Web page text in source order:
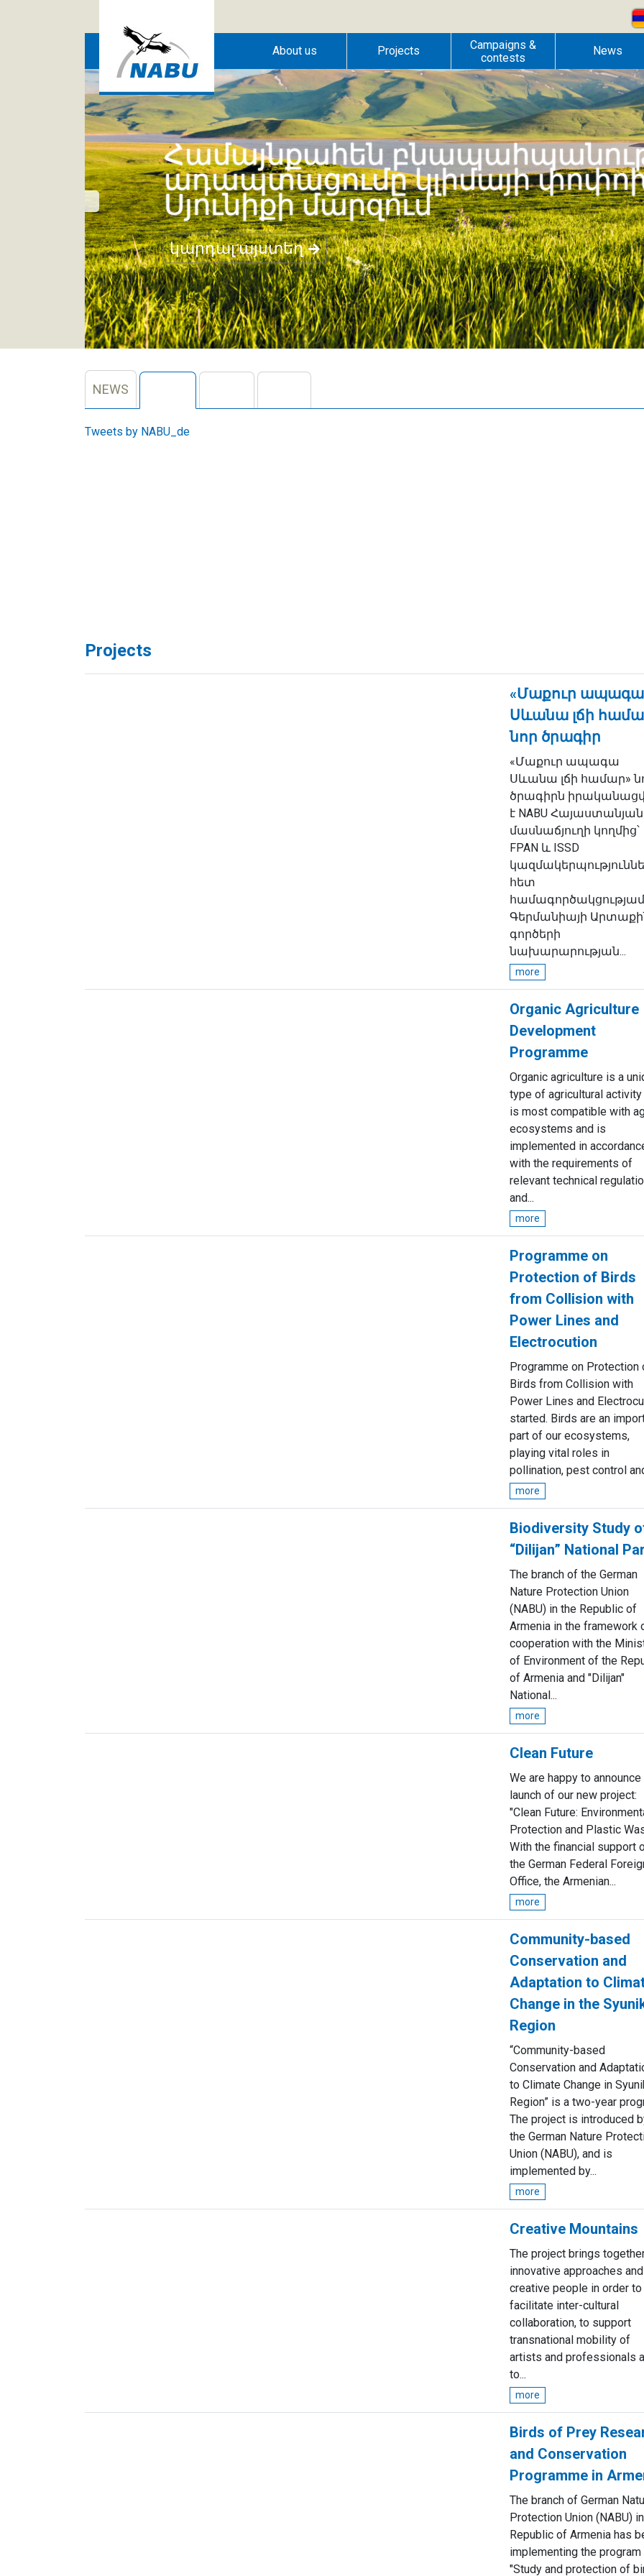
About us Projects
Campaigns &
contests
News
Կրեատիվ լեռներ
կարդալ այստեղ
NEWS
Tweets by NABU_de
Projects
«Մաքուր ապագա
Սևանա լճի
նոր ծրագիր
«Մաքուր ապագա
Սևանա լճի համար»
ծրագիրն
է NABU Հայաստանյան
մասնաճյուղի կողմից՝
FPAN և ISSD
հետ
Գերմանիայի
գործերի
նախարարության...
more
Organic Agriculture
Development
Programme
Organic agriculture is a
type of agricultural activity
is most compatible with
ecosystems and is
implemented in
with the requirements of
relevant technical
and...
more
Programme on
Protection of Birds
from Collision with
Power Lines and
Electrocution
Programme on Protection
Birds from Collision with
Power Lines and
started. Birds are an
part of our ecosystems,
playing vital roles in
pollination, pest control
more
Biodiversity Study
“Dilijan” National
The branch of the German
Nature Protection Union
(NABU) in the Republic of
Armenia in the framework
cooperation with the
of Environment of the
of Armenia and "Dilijan"
National...
more
Clean Future
We are happy to announce
launch of our new project:
"Clean Future:
Protection and Plastic
With the financial support
the German Federal
Office, the Armenian...
more
Community-based
Conservation and
Adaptation to
Change in the
Region
“Community-based
Conservation and
to Climate Change in
Region” is a two-year
The project is introduced
the German Nature
Union (NABU), and is
implemented by...
more
Creative Mountains
The project brings
innovative approaches and
creative people in order to
facilitate inter-cultural
collaboration, to support
transnational mobility of
artists and professionals
to...
more
Birds of Prey
and Conservation
Programme in
The branch of German
Protection Union (NABU)
Republic of Armenia has
implementing the program
"Study and protection of